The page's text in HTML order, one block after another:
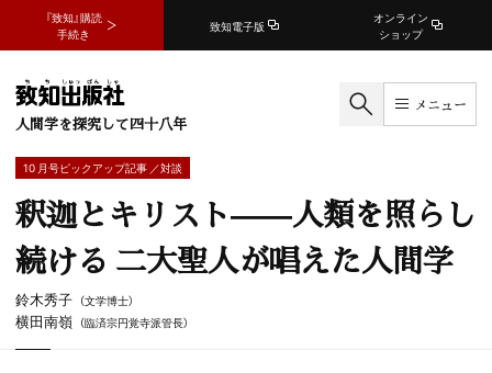
『致知』購読
手続き
致知電子版
オンライン
ショップ
人間学を探究して四十八年
メニュー
10 月号ピックアップ記事 ／対談
釈迦とキリスト——人類を照らし
続ける 二大聖人が唱えた人間学
鈴木秀子 （文学博士）
横田南嶺 （臨済宗円覚寺派管長）